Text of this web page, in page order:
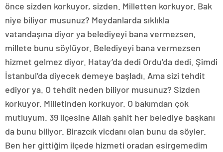
önce sizden korkuyor, sizden. Milletten korkuyor. Bak
niye biliyor musunuz? Meydanlarda sıklıkla
vatandaşına diyor ya belediyeyi bana vermezsen,
millete bunu söylüyor. Belediyeyi bana vermezsen
hizmet gelmez diyor. Hatay’da dedi Ordu’da dedi. Şimdi
İstanbul’da diyecek demeye başladı. Ama sizi tehdit
ediyor ya. O tehdit neden biliyor musunuz? Sizden
korkuyor. Milletinden korkuyor. O bakımdan çok
mutluyum. 39 ilçesine Allah şahit her belediye başkanı
da bunu biliyor. Birazcık vicdanı olan bunu da söyler.
Ben her gittiğim ilçede hizmeti oradan esirgemedim